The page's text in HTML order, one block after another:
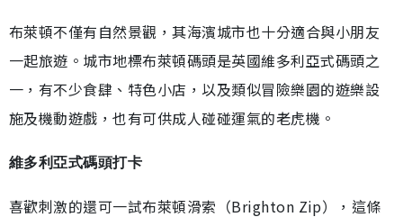
布萊頓不僅有自然景觀，其海濱城市也十分適合與小朋友
一起旅遊。城市地標布萊頓碼頭是英國維多利亞式碼頭之
一，有不少食肆、特色小店，以及類似冒險樂園的遊樂設
施及機動遊戲，也有可供成人碰碰運氣的老虎機。
維多利亞式碼頭打卡
喜歡刺激的還可一試布萊頓滑索（Brighton Zip），這條